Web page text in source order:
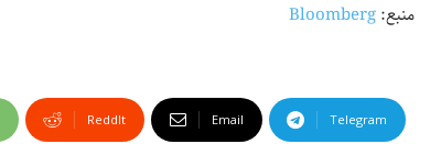
منبع:Bloomberg
ReddIt Email Telegram